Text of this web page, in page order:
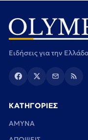
Ειδήσεις για την
ΚΑΤΗΓΟΡΙΕΣ
ΑΜΥΝΑ